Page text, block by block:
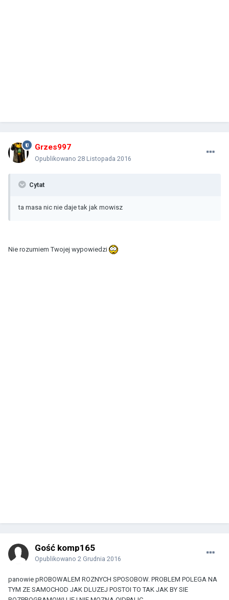
Grzes997
Opublikowano 28 Listopada 2016
Cytat
ta masa nic nie daje tak jak mowisz
Nie rozumiem Twojej wypowiedzi
Gość komp165
Opublikowano 2 Grudnia 2016
panowie pROBOWALEM ROZNYCH SPOSOBOW. PROBLEM POLEGA NA
TYM ZE SAMOCHOD JAK DLUZEJ POSTOI TO TAK JAK BY SIE